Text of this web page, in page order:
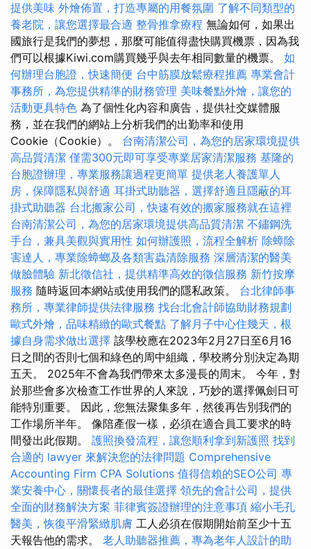
提供美味 外燴佈置，打造專屬的用餐氛圍 了解不同類型的
養老院，讓您選擇最合適 整骨推拿療程 無論如何，如果出
國旅行是我們的夢想，那麼可能值得盡快購買機票，因為我
們可以根據Kiwi.com購買幾乎與去年相同數量的機票。 如
何辦理台胞證，快速簡便 台中筋膜放鬆療程推薦 專業會計
事務所，為您提供精準的財務管理 美味餐點外燴，讓您的
活動更具特色 為了個性化內容和廣告，提供社交媒體服
務，並在我們的網站上分析我們的出勤率和使用
Cookie（Cookie）。 台南清潔公司，為您的居家環境提供
高品質清潔 僅需300元即可享受專業居家清潔服務 基隆的
台胞證辦理，專業服務讓過程更簡單 提供老人養護單人
房，保障隱私與舒適 耳掛式助聽器，選擇舒適且隱蔽的耳
掛式助聽器 台北搬家公司，快速有效的搬家服務就在這裡
台南清潔公司，為您的居家環境提供高品質清潔 不鏽鋼洗
手台，兼具美觀與實用性 如何辦護照，流程全解析 除蟑除
害達人，專業除蟑螂及各類害蟲清除服務 深層清潔的醫美
做臉體驗 新北徵信社，提供精準高效的徵信服務 新竹按摩
服務 隨時返回本網站或使用我們的隱私政策。 台北律師事
務所，專業律師提供法律服務 找台北會計師協助財務規劃
歐式外燴，品味精緻的歐式餐點 了解月子中心住幾天，根
據自身需求做出選擇 該學校應在2023年2月27日至6月16
日之間的否則七個和綠色的周中組織，學校將分別決定為期
五天。 2025年不會為我們帶來太多漫長的周末。 今年，對
於那些會多次檢查工作世界的人來說，巧妙的選擇佩劍日可
能特別重要。 因此，您無法聚集多年，然後再告別我們的
工作場所半年。 像陪產假一樣，必須在適合員工要求的時
間發出此假期。 護照換發流程，讓您順利拿到新護照 找到
合適的 lawyer 來解決您的法律問題 Comprehensive
Accounting Firm CPA Solutions 值得信賴的SEO公司 專
業安養中心，關懷長者的最佳選擇 領先的會計公司，提供
全面的財務解決方案 菲律賓簽證辦理的注意事項 縮小毛孔
醫美，恢復平滑緊緻肌膚 工人必須在假期開始前至少十五
天報告他的需求。 老人助聽器推薦，專為老年人設計的助